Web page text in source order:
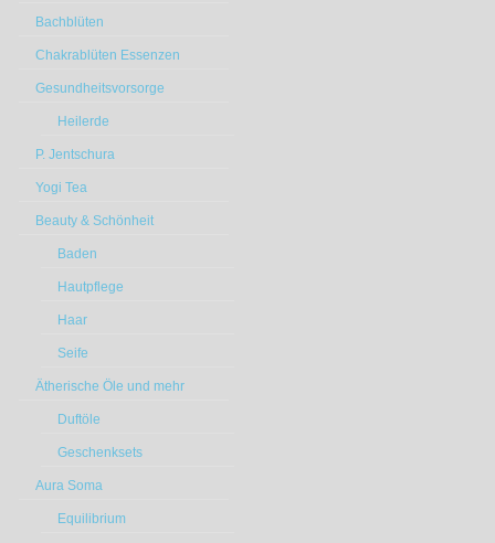
Bachblüten
Chakrablüten Essenzen
Gesundheitsvorsorge
Heilerde
P. Jentschura
Yogi Tea
Beauty & Schönheit
Baden
Hautpflege
Haar
Seife
Ätherische Öle und mehr
Duftöle
Geschenksets
Aura Soma
Equilibrium